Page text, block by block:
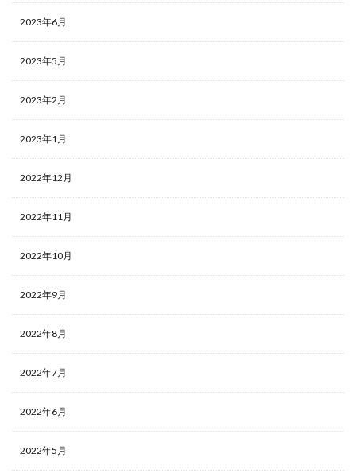
2023年6月
2023年5月
2023年2月
2023年1月
2022年12月
2022年11月
2022年10月
2022年9月
2022年8月
2022年7月
2022年6月
2022年5月